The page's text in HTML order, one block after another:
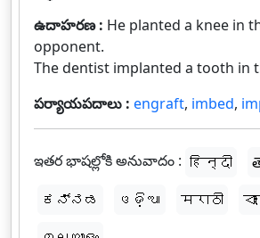
ఉదాహరణ : He planted a knee in
opponent.
The dentist implanted a tooth in
పర్యాయపదాలు : engraft, imbed,
ఇతర భాషల్లోకి అనువాదం : हिन्दी
ಕನ್ನಡ
ଓଡ଼ିଆ मराठी